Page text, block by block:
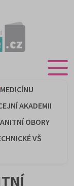
MEDICÍNU
AKADEMII
OBORY
VŠ